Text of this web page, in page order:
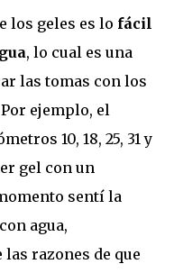
los geles es lo fácil
, lo cual es una
las tomas con los
ejemplo, el
10, 18, 25, 31 y
gel con un
sentí la
agua,
razones de que